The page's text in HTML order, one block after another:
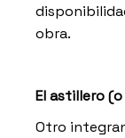
obra.
El astillero
Otro